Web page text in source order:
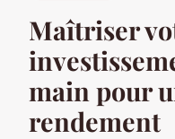
Maîtriser
main pour
rendement